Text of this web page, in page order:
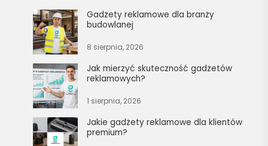
Gadżety reklamowe dla branży
budowlanej
8 sierpnia, 2026
Jak mierzyć skuteczność gadżetów
reklamowych?
1 sierpnia, 2026
Jakie gadżety reklamowe dla klientów
premium?